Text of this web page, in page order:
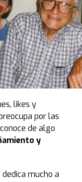
likes y
por las
de algo
y
mucho a